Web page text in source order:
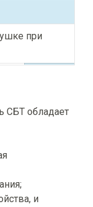
при
≥:
при
110°C
СБТ обладает
и